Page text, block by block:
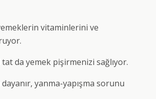
vitaminlerini ve
da yemek pişirmenizi sağlıyor.
dayanır, yanma-yapışma sorunu